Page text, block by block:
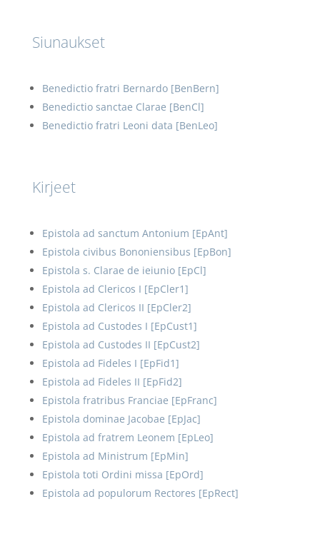
Siunaukset
Benedictio fratri Bernardo [BenBern]
Benedictio sanctae Clarae [BenCl]
Benedictio fratri Leoni data [BenLeo]
Kirjeet
Epistola ad sanctum Antonium [EpAnt]
Epistola civibus Bononiensibus [EpBon]
Epistola s. Clarae de ieiunio [EpCl]
Epistola ad Clericos I [EpCler1]
Epistola ad Clericos II [EpCler2]
Epistola ad Custodes I [EpCust1]
Epistola ad Custodes II [EpCust2]
Epistola ad Fideles I [EpFid1]
Epistola ad Fideles II [EpFid2]
Epistola fratribus Franciae [EpFranc]
Epistola dominae Jacobae [EpJac]
Epistola ad fratrem Leonem [EpLeo]
Epistola ad Ministrum [EpMin]
Epistola toti Ordini missa [EpOrd]
Epistola ad populorum Rectores [EpRect]